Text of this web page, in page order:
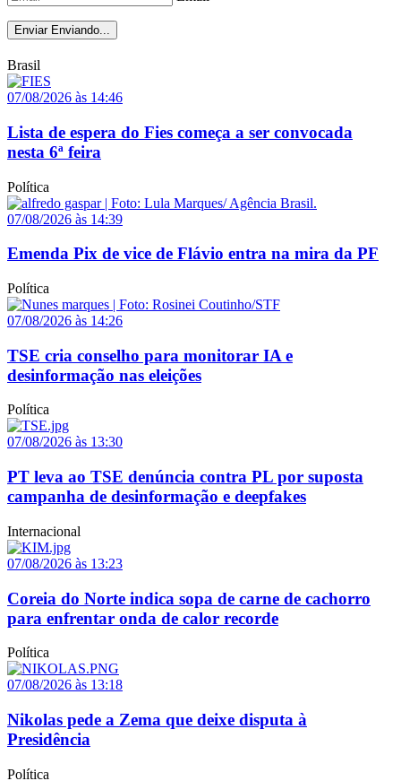
Enviar Enviando...
Brasil
07/08/2026 às 14:46
Lista de espera do Fies começa a ser convocada
nesta 6ª feira
Política
07/08/2026 às 14:39
Emenda Pix de vice de Flávio entra na mira da PF
Política
07/08/2026 às 14:26
TSE cria conselho para monitorar IA e
desinformação nas eleições
Política
07/08/2026 às 13:30
PT leva ao TSE denúncia contra PL por suposta
campanha de desinformação e deepfakes
Internacional
07/08/2026 às 13:23
Coreia do Norte indica sopa de carne de cachorro
para enfrentar onda de calor recorde
Política
07/08/2026 às 13:18
Nikolas pede a Zema que deixe disputa à
Presidência
Política